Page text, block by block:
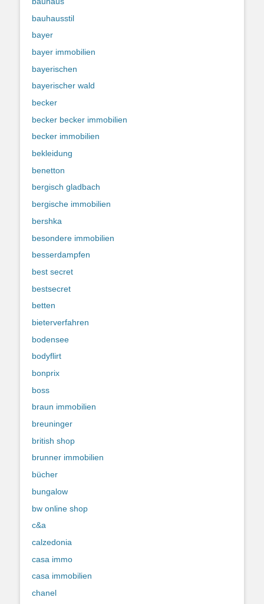
bauhausstil
bayer
bayer immobilien
bayerischen
bayerischer wald
becker
becker becker immobilien
becker immobilien
bekleidung
benetton
bergisch gladbach
bergische immobilien
bershka
besondere immobilien
besserdampfen
best secret
bestsecret
betten
bieterverfahren
bodensee
bodyflirt
bonprix
boss
braun immobilien
breuninger
british shop
brunner immobilien
bücher
bungalow
bw online shop
c&a
calzedonia
casa immo
casa immobilien
chanel